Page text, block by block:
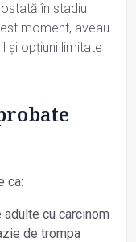
în stadiu
moment, aveau
și opțiuni limitate
ca:
cu carcinom
de trompa